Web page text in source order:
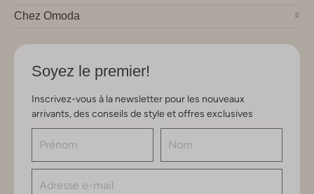
Chez Omoda
Soyez le premier!
Inscrivez-vous à la newsletter pour les nouveaux
arrivants, des conseils de style et offres exclusives